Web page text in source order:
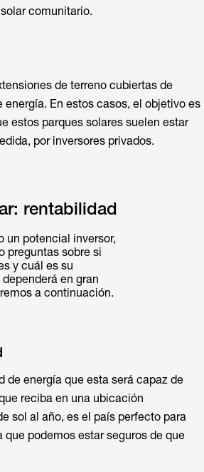
comunitario.
de terreno cubiertas de
En estos casos, el objetivo es
estos parques solares suelen estar
por inversores privados.
rentabilidad
un potencial inversor,
preguntas sobre si
y cuál es su
en gran
a continuación.
de energía que esta será capaz de
reciba en una ubicación
sol al año, es el país perfecto para
podemos estar seguros de que